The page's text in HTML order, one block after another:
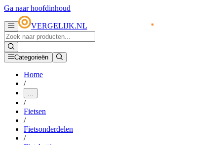
Ga naar hoofdinhoud
VERGELIJK.NL
Categorieën
Home
/
...
/
Fietsen
/
Fietsonderdelen
/